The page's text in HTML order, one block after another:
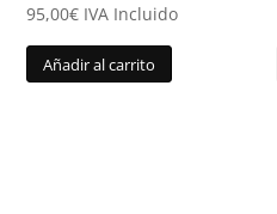
95,00€ IVA Incluido
Añadir al carrito